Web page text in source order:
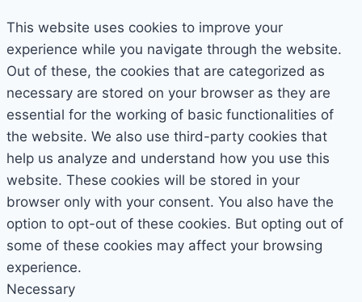
This website uses cookies to improve your
experience while you navigate through the website.
Out of these, the cookies that are categorized as
necessary are stored on your browser as they are
essential for the working of basic functionalities of
the website. We also use third-party cookies that
help us analyze and understand how you use this
website. These cookies will be stored in your
browser only with your consent. You also have the
option to opt-out of these cookies. But opting out of
some of these cookies may affect your browsing
experience.
Necessary